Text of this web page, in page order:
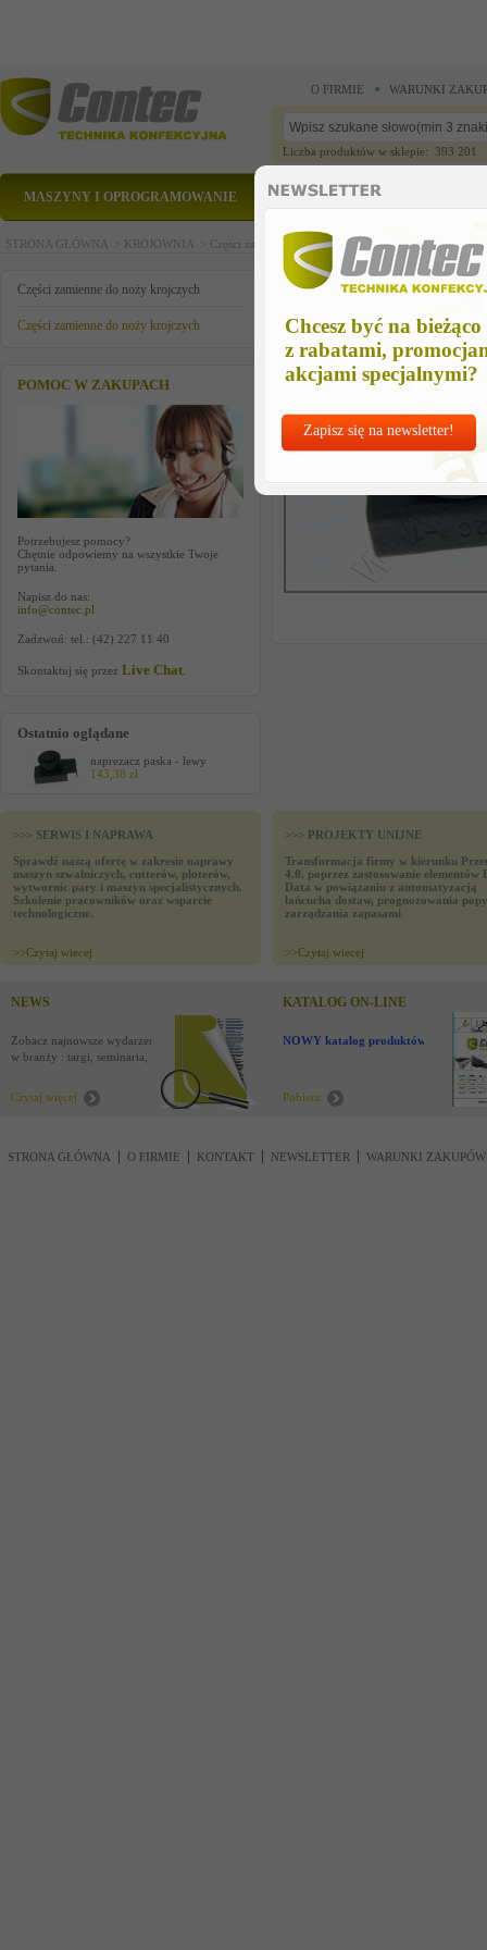
Chcesz być na bieżąco
z rabatami,
akcjami specjalnymi?
Zapisz się na newsletter!
O FIRMIE WARUNKI
Liczba produktów w sklepie: 393 201
MASZYNY I OPROGRAMOWANIE CZĘŚCI ZAMIENNE
STRONA GŁÓWNA > KROJOWNIA > Części zamienne do noży krojczych >Części
Części zamienne do noży krojczych
Części zamienne do noży krojczych
POMOC W ZAKUPACH
Potrzebujesz pomocy?
Chętnie odpowiemy na wszystkie Twoje
pytania.
Napisz do nas:
info@contec.pl
Zadzwoń: tel.: (42) 227 11 40
Skontaktuj się przez Live Chat
Ostatnio oglądane
naprezacz paska - lewy
143,38 zł
naprezacz paska - lewy
>>> SERWIS I NAPRAWA
Sprawdź naszą ofertę w zakresie naprawy
maszyn szwalniczych, cutterów, ploterów,
wytwornic pary i maszyn specjalistycznych.
Szkolenie pracowników oraz wsparcie
technologiczne.
>>Czytaj wiecej
>>> PROJEKTY UNIJNE
Transformacja firmy w kierunku
4.0. poprzez zastosowanie elementów
Data w powiązaniu z automatyzacją
łańcucha dostaw, prognozowania
zarządzania zapasami
>>Czytaj wiecej
NEWS
Zobacz najnowsze wydarzenia
w branży : targi, seminaria,
Czytaj więcej
KATALOG ON-LINE
NOWY katalog produktów !
Pobierz
STRONA GŁÓWNA O FIRMIE KONTAKT NEWSLETTER WARUNKI ZAKUPÓW